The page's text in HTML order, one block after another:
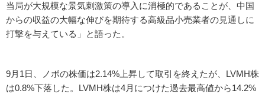
当局が大規模な景気刺激策の導入に消極的であることが、中国
からの収益の大幅な伸びを期待する高級品小売業者の見通しに
打撃を与えている」と語った。
9月1日、ノボの株価は2.14%上昇して取引を終えたが、LVMH株
は0.8%下落した。LVMH株は4月につけた過去最高値から14.2%